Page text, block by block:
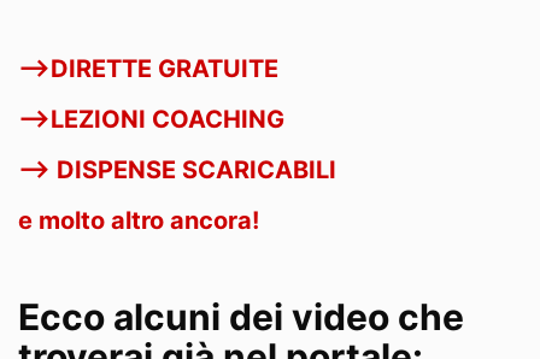
-->DIRETTE GRATUITE
-->LEZIONI COACHING
--> DISPENSE SCARICABILI
e molto altro ancora!
Ecco alcuni dei video che